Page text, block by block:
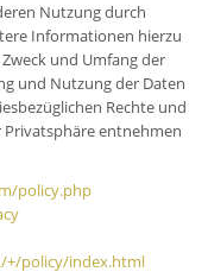
Nutzung durch
Informationen hierzu
und Umfang der
und Nutzung der Daten
Rechte und
entnehmen
policy.php
+/policy/index.html